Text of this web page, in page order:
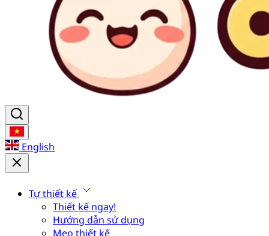
English
Tự thiết kế
Thiết kế ngay!
Hướng dẫn sử dụng
Mẹo thiết kế